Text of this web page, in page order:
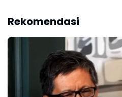
Makassar
Rekomendasi